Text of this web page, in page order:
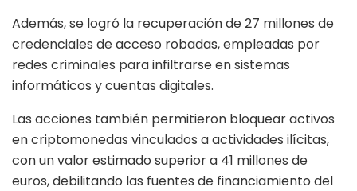
Además, se logró la recuperación de 27 millones de
credenciales de acceso robadas, empleadas por
redes criminales para infiltrarse en sistemas
informáticos y cuentas digitales.
Las acciones también permitieron bloquear activos
en criptomonedas vinculados a actividades ilícitas,
con un valor estimado superior a 41 millones de
euros, debilitando las fuentes de financiamiento del